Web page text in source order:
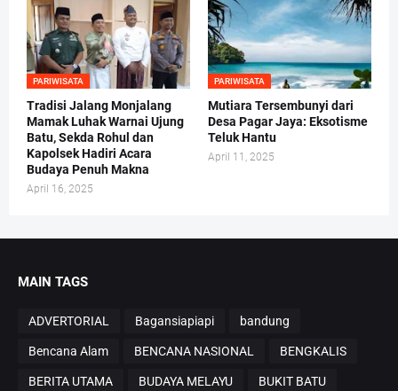
PARIWISATA
Tradisi Jalang Monjalang
Mamak Luhak Warnai Ujung
Batu, Sekda Rohul dan
Kapolsek Hadiri Acara
Budaya Penuh Makna
April 16, 2025
PARIWISATA
Mutiara Tersembunyi dari
Desa Pagar Jaya: Eksotisme
Teluk Hantu
April 11, 2025
MAIN TAGS
ADVERTORIAL Bagansiapiapi bandung
Bencana Alam BENCANA NASIONAL BENGKALIS
BERITA UTAMA BUDAYA MELAYU BUKIT BATU